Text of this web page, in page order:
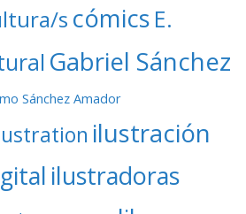
s cómics E.
Gabriel Sánchez
Sánchez Amador
ilustración
ilustradoras